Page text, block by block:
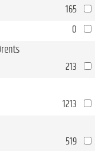
165
0
213
1213
519